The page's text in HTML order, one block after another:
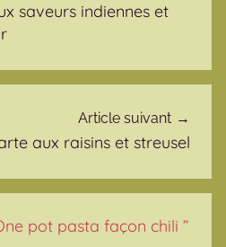
saveurs indiennes et
Article suivant
aux raisins et streusel
pot pasta façon chili ”